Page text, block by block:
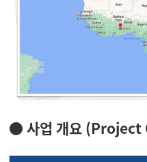
● 사업 개요